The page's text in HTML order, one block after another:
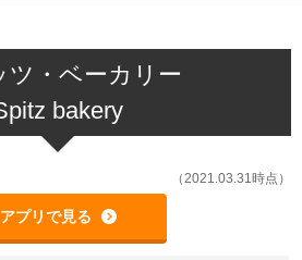
ツ・ベーカリー
bakery
（2021.03.31時点）
アプリで見る